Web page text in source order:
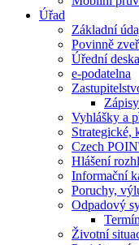
Úřad
Základní
Povinně
Úřední deska
e-podatelna
Vyhlášky a
Strategické,
Czech
Hlášení
Informační
Poruchy,
Odpadový
Životní